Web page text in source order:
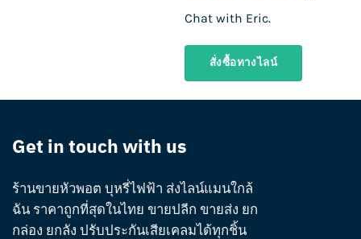
Chat with Eric.
สั่งซื้อทางไลน์
Get in touch with us
ร้านขายหัวพอต บุหรี่ไฟฟ้า ส่งไลน์แมนใกล้
ฉัน ราคาถูกที่สุดในไทย ขายปลีก ขายส่ง ยก
กล่อง ยกลัง ปรับประกันเสียเคลมได้ทุกชิ้น